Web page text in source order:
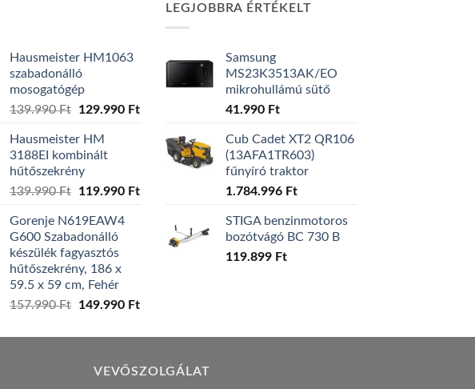
Hausmeister HM1063
szabadonálló
mosogatógép
139.990Ft
Original
was:
139.990 Ft.
129.990 FtCurrent
129.990 Ft.
Hausmeister HM
3188EI kombinált
hűtőszekrény
139.990Ft
Original
was:
139.990 Ft.
119.990 FtCurrent
119.990 Ft.
Gorenje N619EAW4
G600 Szabadonálló
készülék fagyasztós
hűtőszekrény, 186 x
59.5 x 59 cm, Fehér
157.990Ft
Original
was:
149.990 FtCurrent
is:
LEGJOBBRA ÉRTÉKELT
Samsung
MS23K3513AK/EO
mikrohullámú sütő
41.990 Ft
Cub Cadet XT2 QR106
(13AFA1TR603)
fűnyíró traktor
1.784.996 Ft
STIGA benzinmotoros
bozótvágó BC 730 B
119.899 Ft
VEVŐSZOLGÁLAT